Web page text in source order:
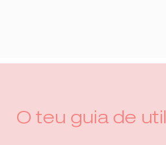
O teu guia de